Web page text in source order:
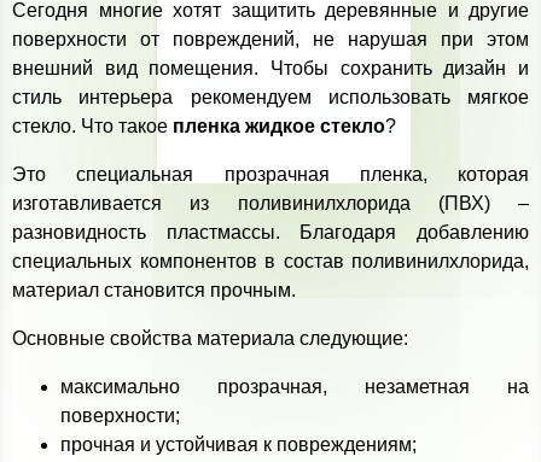
Сегодня многие хотят защитить деревянные и другие
поверхности от повреждений, не нарушая при этом
внешний вид помещения. Чтобы сохранить дизайн и
стиль интерьера рекомендуем использовать мягкое
стекло. Что такое пленка жидкое стекло?
Это специальная прозрачная пленка, которая
изготавливается из поливинилхлорида (ПВХ) –
разновидность пластмассы. Благодаря добавлению
специальных компонентов в состав поливинилхлорида,
материал становится прочным.
Основные свойства материала следующие:
максимально прозрачная, незаметная на
поверхности;
прочная и устойчивая к повреждениям;